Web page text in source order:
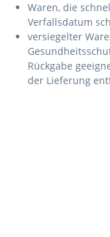
Waren, die
Verfallsdatum
versiegelter
Rückgabe
der Lieferung